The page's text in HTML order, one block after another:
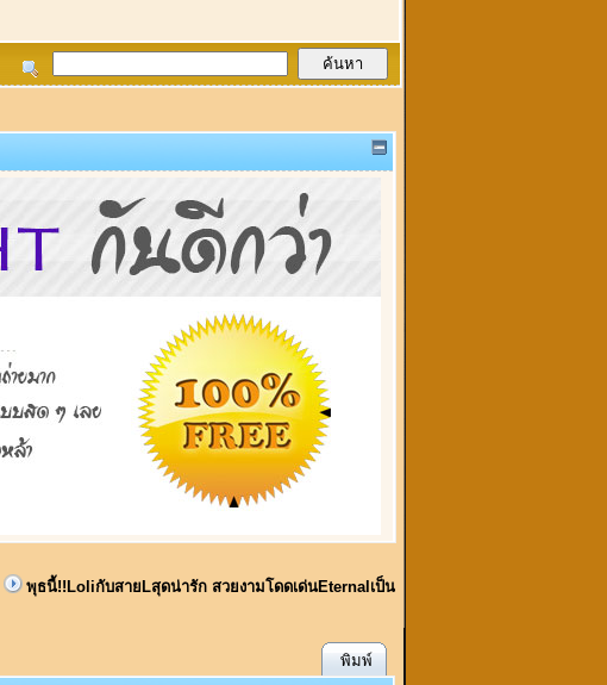
พุธนี้!!LoliกับสายLสุดน่ารัก สวยงามโดดเด่นEternalเป็น
พิมพ์